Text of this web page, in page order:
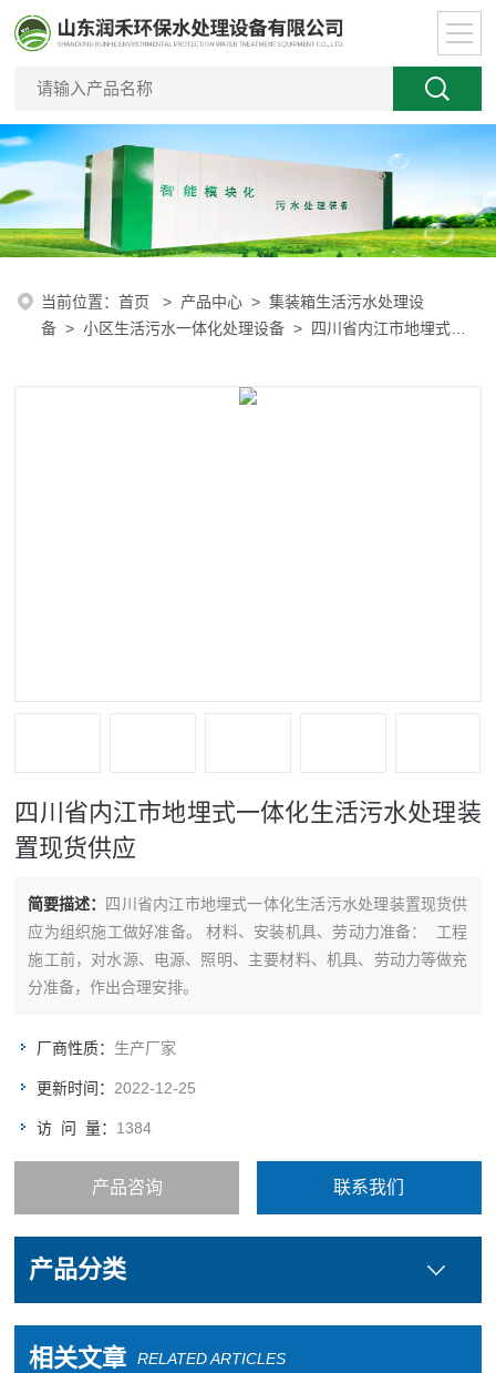
当前位置：首页 > 产品中心 >集装箱生活污水处理设
备 >小区生活污水一体化处理设备 > 四川省内江市地埋式一
四川省内江市地埋式一体化生活污水处理装
置现货供应
简要描述： 四川省内江市地埋式一体化生活污水处理装置现货供
应为组织施工做好准备。 材料、安装机具、劳动力准备： 工程
施工前，对水源、电源、照明、主要材料、机具、劳动力等做充
分准备，作出合理安排。
厂商性质： 生产厂家
更新时间： 2022-12-25
访 问 量： 1384
产品咨询 联系我们
产品分类
相关文章 RELATED ARTICLES